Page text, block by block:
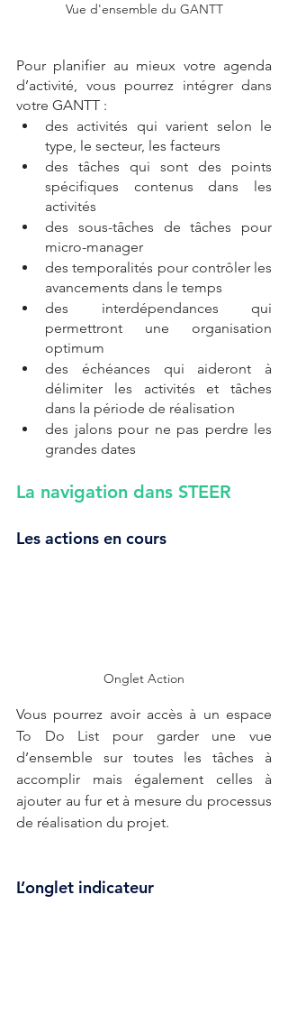
Vue d'ensemble du GANTT
Pour planifier au mieux votre agenda
d’activité, vous pourrez intégrer dans
votre GANTT :
des activités qui varient selon le
type, le secteur, les facteurs
des tâches qui sont des points
spécifiques contenus dans les
activités
des sous-tâches de tâches pour
micro-manager
des temporalités pour contrôler les
avancements dans le temps
des interdépendances qui
permettront une organisation
optimum
des échéances qui aideront à
délimiter les activités et tâches
dans la période de réalisation
des jalons pour ne pas perdre les
grandes dates
La navigation dans STEER
Les actions en cours
Onglet Action
Vous pourrez avoir accès à un espace
To Do List pour garder une vue
d’ensemble sur toutes les tâches à
accomplir mais également celles à
ajouter au fur et à mesure du processus
de réalisation du projet.
L’onglet indicateur